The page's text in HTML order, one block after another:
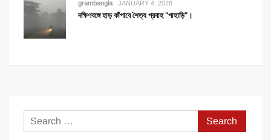
grambangla JANUARY 4, 2026
দক্ষিণবঙ্গে হাড় কাঁপাবে শৈত্য প্রবাহ “পাহাড়ি”।
Search
for: